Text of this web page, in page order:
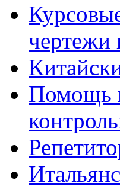
чертежи
Помощь